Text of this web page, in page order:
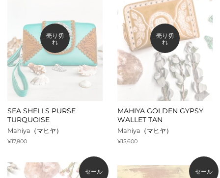
売り切
れ
SEA SHELLS PURSE
TURQUOISE
Mahiya（マヒヤ）
通
格
¥17,800
売り切
れ
MAHIYA GOLDEN GYPSY
WALLET TAN
Mahiya（マヒヤ）
通
格
¥15,600
セール セール